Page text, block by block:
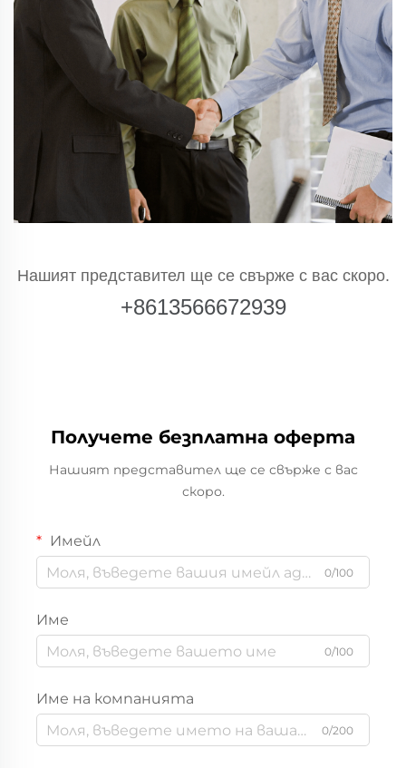
Нашият представител ще се свърже с вас скоро.
+8613566672939
Получете безплатна оферта
Нашият представител ще се свърже с вас
скоро.
Имейл
0/100
Име
0/100
Име на компанията
0/200